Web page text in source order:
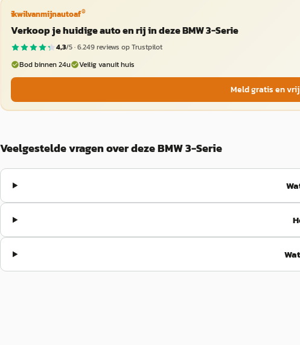
ikwilvanmijnautoaf®
Verkoop je huidige auto en rij in deze BMW 3-Serie
4,3/5 ·6.249reviews op Trustpilot
Bod binnen 24u
Veilig vanuit huis
Meld gratis en
Veelgestelde vragen over deze BMW 3-Serie